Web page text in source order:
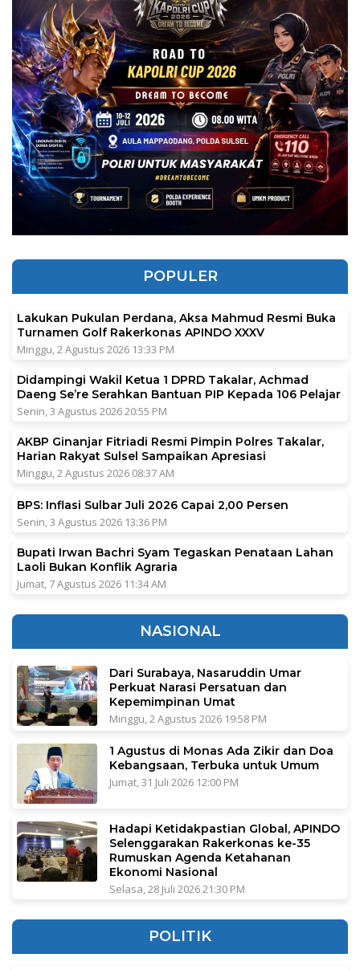
POPULER
Lakukan Pukulan Perdana, Aksa Mahmud Resmi Buka
Turnamen Golf Rakerkonas APINDO XXXV
Minggu, 2 Agustus 2026 13:33 PM
Didampingi Wakil Ketua 1 DPRD Takalar, Achmad
Daeng Se’re Serahkan Bantuan PIP Kepada 106 Pelajar
Senin, 3 Agustus 2026 20:55 PM
AKBP Ginanjar Fitriadi Resmi Pimpin Polres Takalar,
Harian Rakyat Sulsel Sampaikan Apresiasi
Minggu, 2 Agustus 2026 08:37 AM
BPS: Inflasi Sulbar Juli 2026 Capai 2,00 Persen
Senin, 3 Agustus 2026 13:36 PM
Bupati Irwan Bachri Syam Tegaskan Penataan Lahan
Laoli Bukan Konflik Agraria
Jumat, 7 Agustus 2026 11:34 AM
NASIONAL
Dari Surabaya, Nasaruddin Umar
Perkuat Narasi Persatuan dan
Kepemimpinan Umat
Minggu, 2 Agustus 2026 19:58 PM
1 Agustus di Monas Ada Zikir dan Doa
Kebangsaan, Terbuka untuk Umum
Jumat, 31 Juli 2026 12:00 PM
Hadapi Ketidakpastian Global, APINDO
Selenggarakan Rakerkonas ke-35
Rumuskan Agenda Ketahanan
Ekonomi Nasional
Selasa, 28 Juli 2026 21:30 PM
POLITIK